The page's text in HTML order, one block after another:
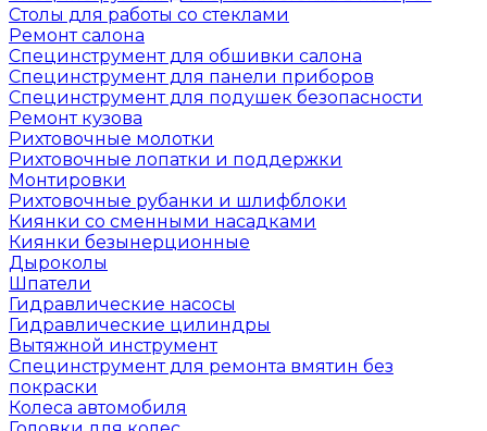
Столы для работы со стеклами
Ремонт салона
Специнструмент для обшивки салона
Специнструмент для панели приборов
Специнструмент для подушек безопасности
Ремонт кузова
Рихтовочные молотки
Рихтовочные лопатки и поддержки
Монтировки
Рихтовочные рубанки и шлифблоки
Киянки со сменными насадками
Киянки безынерционные
Дыроколы
Шпатели
Гидравлические насосы
Гидравлические цилиндры
Вытяжной инструмент
Специнструмент для ремонта вмятин без
покраски
Колеса автомобиля